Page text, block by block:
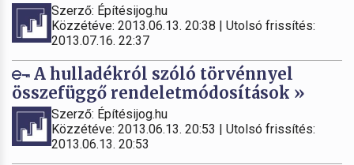
Szerző: Építésijog.hu
Közzétéve: 2013.06.13. 20:38 | Utolsó frissítés:
2013.07.16. 22:37
A hulladékról szóló törvénnyel
összefüggő rendeletmódosítások »
Szerző: Építésijog.hu
Közzétéve: 2013.06.13. 20:53 | Utolsó frissítés:
2013.06.13. 20:53